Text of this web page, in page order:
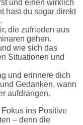
und einen wirklich
hast du sogar direkt
die zufrieden aus
gehen.
wie sich das
Situationen und
und erinnere dich
Gedanken, wann
aufdrängen.
ins Positive
– denn die